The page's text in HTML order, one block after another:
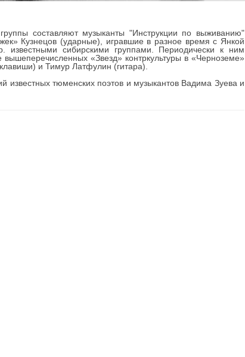
составляют музыканты "Инструкции по выживанию"
Кузнецов (ударные), игравшие в разное время с Янкой
известными сибирскими группами. Периодически к ним
«Звезд» контркультуры в «Черноземе»
и Тимур Латфулин (гитара).
известных тюменских поэтов и музыкантов Вадима Зуева и